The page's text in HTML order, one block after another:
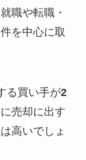
職や転職・
を中心に取
る買い手が2
売却に出す
高いでしょ